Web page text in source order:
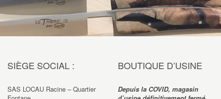
SIÈGE SOCIAL :
SAS LOCAU Racine – Quartier
BOUTIQUE D’USINE
Depuis la COVID, magasin